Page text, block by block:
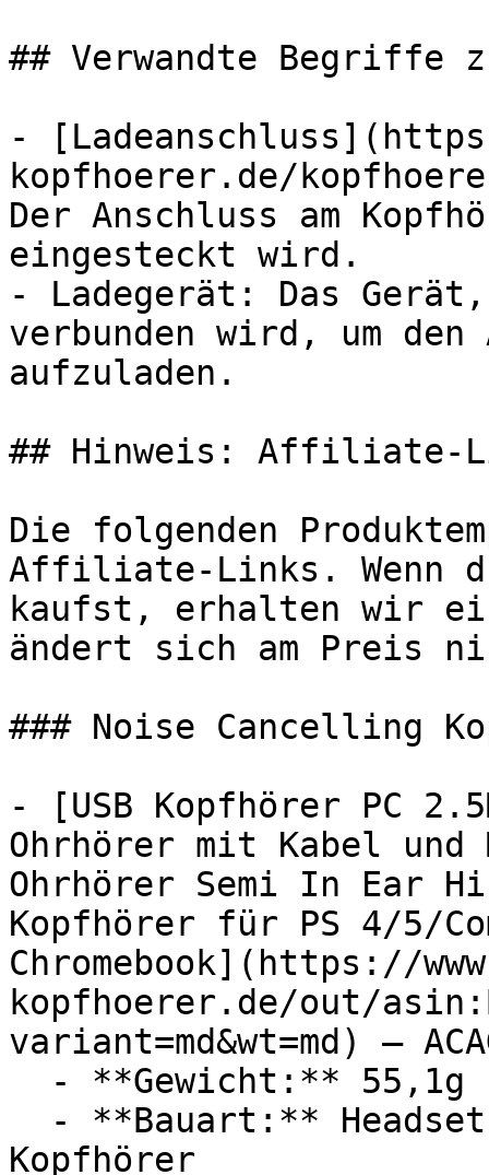
## Verwandte Begriffe
-
kopfhoerer.de/
Der Anschluss am
eingesteckt wird.
- Ladegerät: Das
verbunden wird, um
aufzuladen.
## Hinweis: Affiliate-
Die folgenden
Affiliate-Links. Wenn
kaufst, erhalten wir
ändert sich am Preis
### Noise Cancelling
- [USB Kopfhörer PC
Ohrhörer mit Kabel und
Ohrhörer Semi In Ear
Kopfhörer für PS 4/5/
Chromebook](https://
kopfhoerer.de/out/
variant=md&wt=md) —
Kopfhörer